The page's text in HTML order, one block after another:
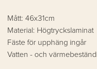
Mått: 46x31cm
Material: Högtryckslaminat
Fäste för upphäng ingår
Vatten - och